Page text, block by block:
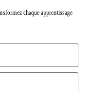
chaque apprentissage